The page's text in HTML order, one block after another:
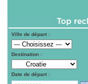
Ville de départ :
Destination :
Date de départ :